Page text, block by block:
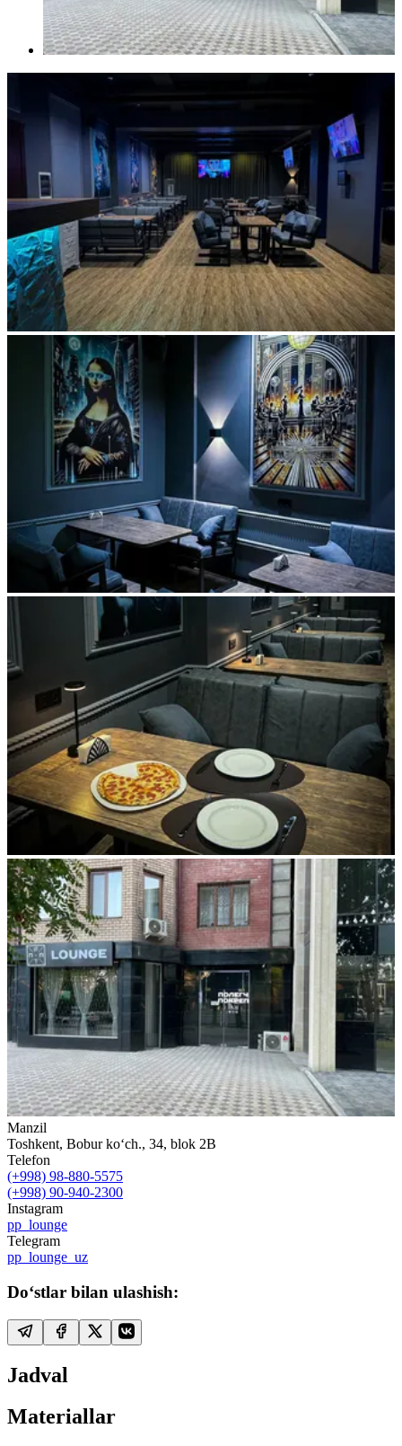
Manzil
Toshkent, Bobur ko‘ch., 34, blok 2B
Telefon
(+998) 98-880-5575
(+998) 90-940-2300
Instagram
pp_lounge
Telegram
pp_lounge_uz
Do‘stlar bilan ulashish:
Jadval
Materiallar